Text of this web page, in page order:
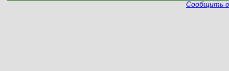
Сообщить о